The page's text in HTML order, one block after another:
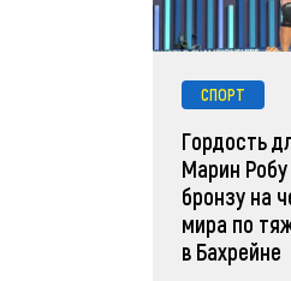
СПОРТ
Гордость
Марин Робу
бронзу на
мира по
в Бахрейне